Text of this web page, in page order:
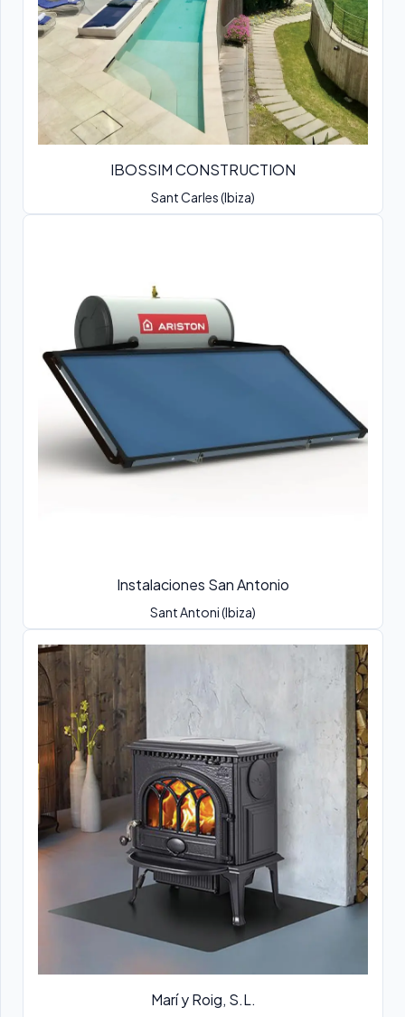
IBOSSIM CONSTRUCTION
Sant Carles (Ibiza)
Instalaciones San Antonio
Sant Antoni (Ibiza)
Marí y Roig, S.L.